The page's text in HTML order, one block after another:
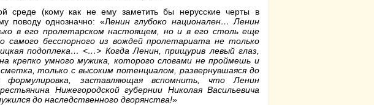
среде (кому как не ему заметить бы нерусские черты в
поводу однозначно: «Ленин глубоко национален… Ленин
в его пролетарском настоящем, но и в его столь еще
самого бесспорного из вождей пролетариата не только
подоплека… <…> Когда Ленин, прищурив левый глаз,
крепко умного мужика, которого словами не проймешь и
только с высоким потенциалом, развернувшаяся до
формулировка, заставляющая вспомнить, что Ленин
Нижегородской губернии Николая Васильевича
до наследственного дворянства!»